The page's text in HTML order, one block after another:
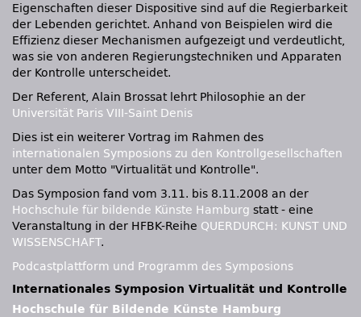
Eigenschaften dieser Dispositive sind auf die Regierbarkeit
der Lebenden gerichtet. Anhand von Beispielen wird die
Effizienz dieser Mechanismen aufgezeigt und verdeutlicht,
was sie von anderen Regierungstechniken und Apparaten
der Kontrolle unterscheidet.
Der Referent, Alain Brossat lehrt Philosophie an der
Universität Paris VIII-Saint Denis
Dies ist ein weiterer Vortrag im Rahmen des
internationalen Symposions zu den Kontrollgesellschaften
unter dem Motto "Virtualität und Kontrolle".
Das Symposion fand vom 3.11. bis 8.11.2008 an der
Hochschule für bildende Künste Hamburg statt - eine
Veranstaltung in der HFBK-Reihe QUERDURCH: KUNST UND
WISSENSCHAFT.
Podcastplattform und Programm des Symposions
Internationales Symposion Virtualität und Kontrolle
Hochschule für Bildende Künste Hamburg